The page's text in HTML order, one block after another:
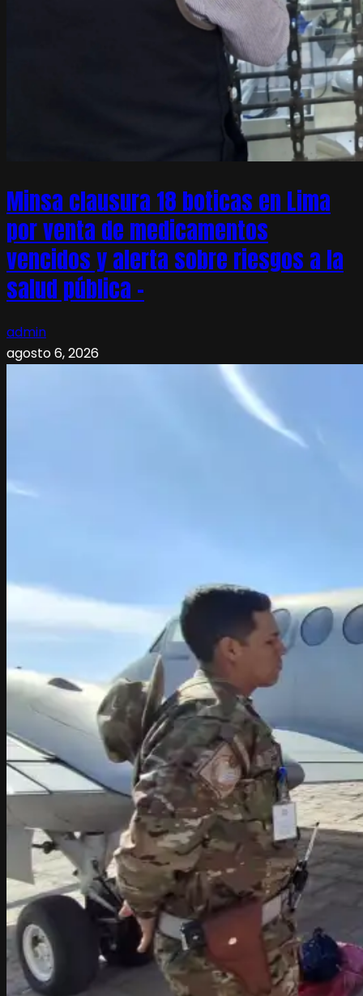
Minsa clausura 18 boticas en Lima
por venta de medicamentos
vencidos y alerta sobre riesgos a la
salud pública –
admin
agosto 6, 2026